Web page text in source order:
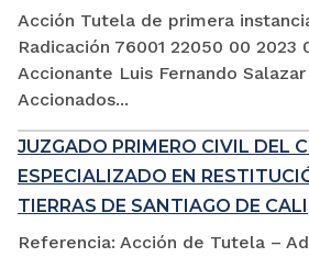
Acción Tutela de primera
Radicación 76001 22050 00 2023
Accionante Luis Fernando Salazar
Accionados...
JUZGADO PRIMERO CIVIL DEL
ESPECIALIZADO EN
TIERRAS DE SANTIAGO DE CALI
Referencia: Acción de Tutela –